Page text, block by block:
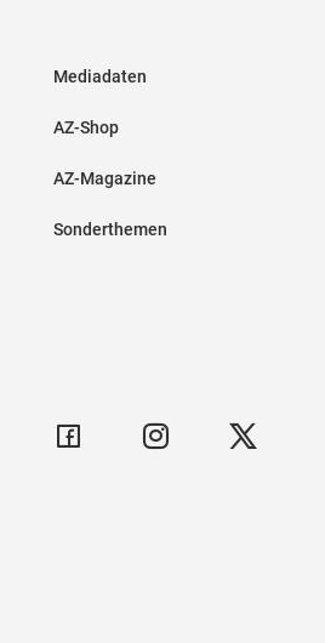
Mediadaten
AZ-Shop
AZ-Magazine
Sonderthemen